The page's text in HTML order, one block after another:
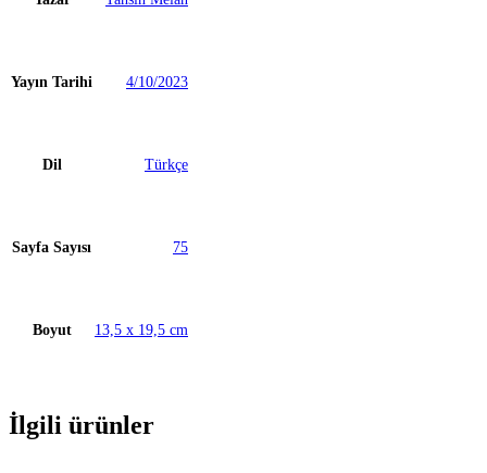
Yayın Tarihi 4/10/2023
Dil Türkçe
Sayfa Sayısı 75
Boyut 13,5 x 19,5 cm
İlgili ürünler